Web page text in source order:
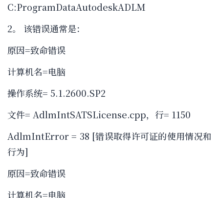
C:ProgramDataAutodeskADLM
2。 该错误通常是：
原因=致命错误
计算机名=电脑
操作系统= 5.1.2600.SP2
文件= AdlmIntSATSLicense.cpp，行= 1150
AdlmIntError = 38 [错误取得许可证的使用情况和
行为]
原因=致命错误
计算机名=电脑